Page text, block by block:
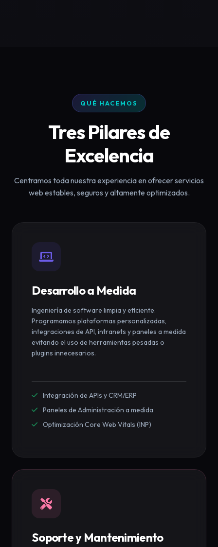
QUÉ HACEMOS
Tres Pilares de
Excelencia
Centramos toda nuestra experiencia en ofrecer servicios
web estables, seguros y altamente optimizados.
Desarrollo a Medida
Ingeniería de software limpia y eficiente.
Programamos plataformas personalizadas,
integraciones de API, intranets y paneles a medida
evitando el uso de herramientas pesadas o
plugins innecesarios.
Integración de APIs y CRM/ERP
Paneles de Administración a medida
Optimización Core Web Vitals (INP)
Soporte y Mantenimiento